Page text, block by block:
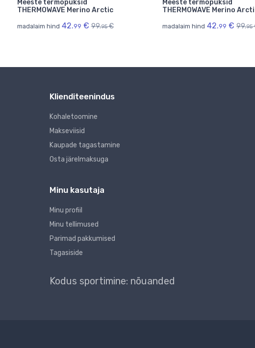
Meeste termopüksid
THERMOWAVE Merino Arctic
madalaim hind 42.99 €99.95€
Meeste termopüksid
THERMOWAVE Merino
madalaim hind 42.99 € 99.95
Klienditeenindus
Kohaletoomine
Makseviisid
Kaupade tagastamine
Osta järelmaksuga
Minu kasutaja
Minu profiil
Minu tellimused
Parimad pakkumised
Tagasiside
Kodus sportimine: nõuanded